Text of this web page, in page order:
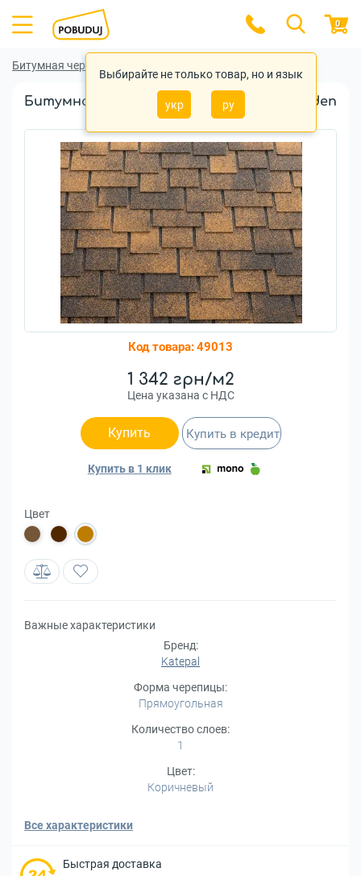
Выбирайте не только товар, но и язык
укр ру
0
Битумная черепица
Битумная черепица Katepal Ambient Golden
Black
Код товара:49013
1 342 грн/м2
Цена указана с НДС
Купить
Купить в 1 клик
Купить в кредит
Цвет
Важные характеристики
Бренд:
Katepal
Форма черепицы:
Прямоугольная
Количество слоев:
1
Цвет:
Коричневый
Все характеристики
Быстрая доставка